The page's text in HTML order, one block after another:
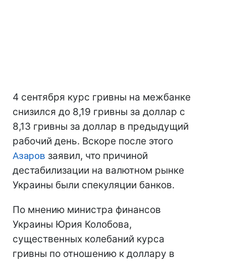
4 сентября курс гривны на межбанке
снизился до 8,19 гривны за доллар с
8,13 гривны за доллар в предыдущий
рабочий день. Вскоре после этого
Азаров заявил, что причиной
дестабилизации на валютном рынке
Украины были спекуляции банков.
По мнению министра финансов
Украины Юрия Колобова,
существенных колебаний курса
гривны по отношению к доллару в